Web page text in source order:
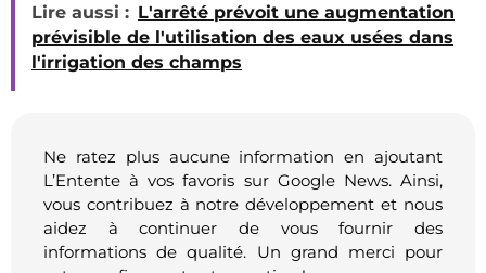
Lire aussi : L'arrêté prévoit une augmentation
prévisible de l'utilisation des eaux usées dans
l'irrigation des champs
Ne ratez plus aucune information en ajoutant
L’Entente à vos favoris sur Google News. Ainsi,
vous contribuez à notre développement et nous
aidez à continuer de vous fournir des
informations de qualité. Un grand merci pour